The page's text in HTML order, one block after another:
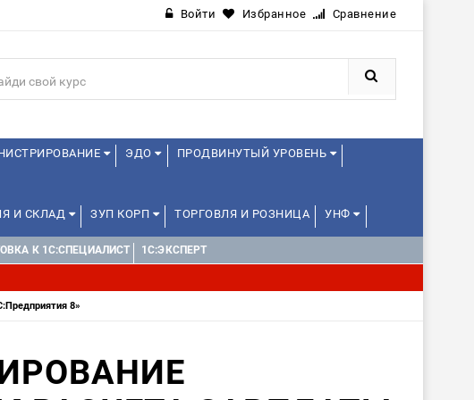
Войти Избранное Сравнение
ЭДО ПРОДВИНУТЫЙ УРОВЕНЬ
И СКЛАД ЗУП КОРП ТОРГОВЛЯ И РОЗНИЦА УНФ
К 1C:СПЕЦИАЛИСТ 1С:ЭКСПЕРТ
8»